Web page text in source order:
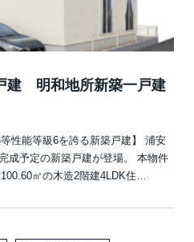
建 明和地所新築一戸建
性能等級6を誇る新築戸建】 浦安
成予定の新築戸建が登場。 本物件
㎡の木造2階建4LDK住…